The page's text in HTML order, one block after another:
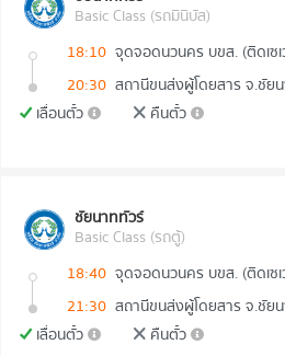
Basic Class (รถมินิบัส)
18:10 จุดจอดนวนคร บขส. (ติดเซ
20:30 สถานีขนส่งผู้โดยสาร จ.ชัย
เลื่อนตั๋ว
คืนตั๋ว
ชัยนาททัวร์
Basic Class (รถตู้)
18:40 จุดจอดนวนคร บขส. (ติดเซ
21:30 สถานีขนส่งผู้โดยสาร จ.ชัย
เลื่อนตั๋ว
คืนตั๋ว